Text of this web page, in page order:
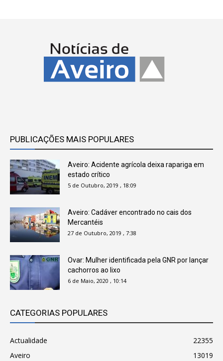
PUBLICAÇÕES MAIS POPULARES
Aveiro: Acidente agrícola deixa rapariga em
estado crítico
5 de Outubro, 2019 , 18:09
Aveiro: Cadáver encontrado no cais dos
Mercantéis
27 de Outubro, 2019 , 7:38
Ovar: Mulher identificada pela GNR por lançar
cachorros ao lixo
6 de Maio, 2020 , 10:14
CATEGORIAS POPULARES
Actualidade
22355
Aveiro
13019